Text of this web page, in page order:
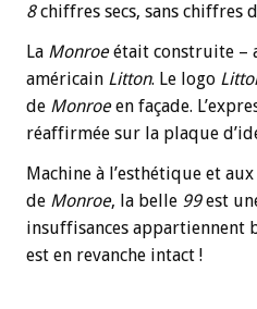
8chiffres secs, sans chiffres
La Monroeétait construite –
américain Litton. Le logo
de Monroeen façade.
réaffirmée sur la plaque
Machine à l’esthétique et
de Monroe, la belle 99est
insuffisances appartiennent
est en revanche intact !